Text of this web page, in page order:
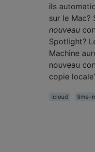
ils
sur le Mac?
nouveau
Spotlight?
Machine
nouveau
copie
icloud time-